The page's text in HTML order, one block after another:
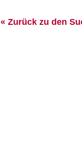
« Zurück zu den